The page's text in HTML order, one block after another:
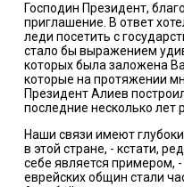
Господин Президент,
приглашение. В ответ
леди посетить с
стало бы выражением
которых была заложена
которые на протяжении
Президент Алиев
последние несколько лет
Наши связи имеют
в этой стране, - кстати,
себе является примером,
еврейских общин стали